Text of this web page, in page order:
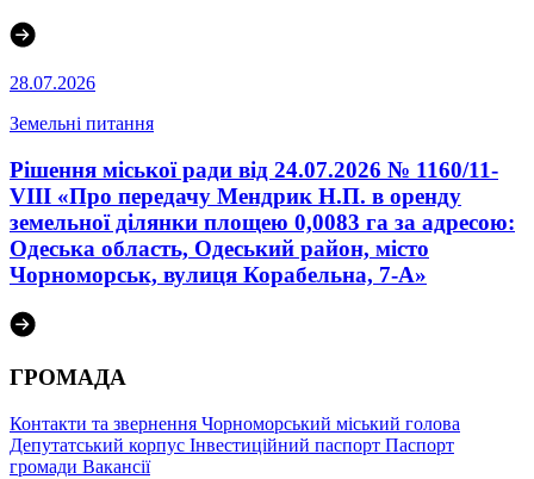
28.07.2026
Земельні питання
Рішення міської ради від 24.07.2026 № 1160/11-
VIII «Про передачу Мендрик Н.П. в оренду
земельної ділянки площею 0,0083 га за адресою:
Одеська область, Одеський район, місто
Чорноморськ, вулиця Корабельна, 7-А»
ГРОМАДА
Контакти та звернення Чорноморський міський голова
Депутатський корпус Інвестиційний паспорт Паспорт
громади Вакансії